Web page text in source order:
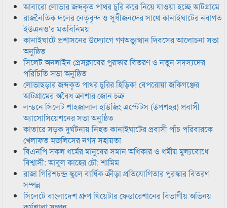
আবারো লোভার জব্দকৃত পাথর চুরি করে নিয়ে যাওয়া হচ্ছে আটগ্রামে
রাজনৈতিক দলের নেতৃবৃন্দ ও সুধীজনদের সাথে কানাইঘাটের নবাগত
ইউএনও’র মতবিনিময়
কানাইঘাটে প্রশাসনের উদ্যোগে গণঅভ্যুত্থান দিবসের আলোচনা সভা
অনুষ্ঠিত
সিলেট অনলাইন প্রেসক্লাবের পুরস্কার বিতরণ ও নতুন সদস্যদের
পরিচিতি সভা অনুষ্ঠিত
লোভাছড়ার জব্দকৃত পাথর চুরির হিড়িক! বেপরোয়া জকিগঞ্জের
আটগ্রামের অবৈধ ক্রাশার জোন চক্র
লন্ডনে সিলেট শাহজালাল হাউজিং এস্টেটস (উপশহর) প্রবাসী
অ্যাসোসিয়েশনের সভা অনুষ্ঠিত
কাতারে সড়ক দুর্ঘটনায় নিহত কানাইঘাটের প্রবাসী পাঁচ পরিবারকে
খেলাফত মজলিসের নগদ সহায়তা
বিএনপি সকল ধর্মের মানুষের সমান অধিকার ও ধর্মীয় মুল্যবোধে
বিশ্বাসী: আবুল কাহের চৌ: শামিম
রাজা গিরিশচন্দ্র স্কুলে বার্ষিক ক্রীড়া প্রতিযোগিতার পুরস্কার বিতরণ
সম্পন্ন
সিলেটে বাংলাদেশ গ্রুপ থিয়েটার ফেডারেশানের বিভাগীয় অভিনয়